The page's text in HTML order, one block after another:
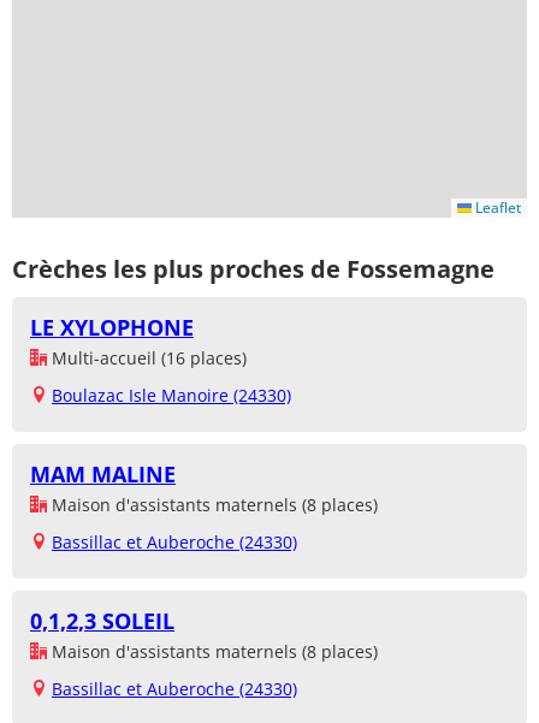
Leaflet
Crèches les plus proches de Fossemagne
LE XYLOPHONE
Multi-accueil (16 places)
Boulazac Isle Manoire (24330)
MAM MALINE
Maison d'assistants maternels (8 places)
Bassillac et Auberoche (24330)
0,1,2,3 SOLEIL
Maison d'assistants maternels (8 places)
Bassillac et Auberoche (24330)